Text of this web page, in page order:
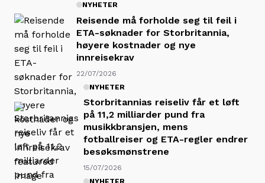
NYHETER
Reisende må forholde seg til feil i
ETA-søknader for Storbritannia,
høyere kostnader og nye
innreisekrav
22/07/2026
NYHETER
Storbritannias reiseliv får et løft
på 11,2 milliarder pund fra
musikkbransjen, mens
fotballreiser og ETA-regler endrer
besøksmønstrene
15/07/2026
NYHETER